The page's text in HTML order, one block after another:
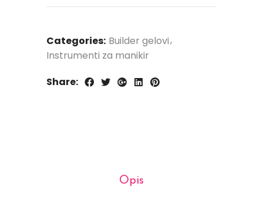
Categories: Builder gelovi
Instrumenti za manikir
Share:
Opis